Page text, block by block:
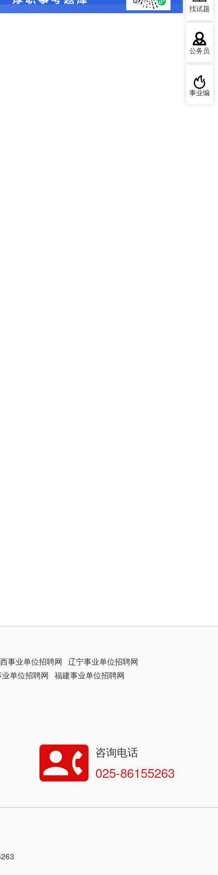
事业单位招聘网 辽宁事业单位招聘网
单位招聘网 福建事业单位招聘网
咨询电话
025-86155263
找试题
公务员
事业编